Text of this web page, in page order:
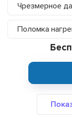
Чрезмерное
Поломка